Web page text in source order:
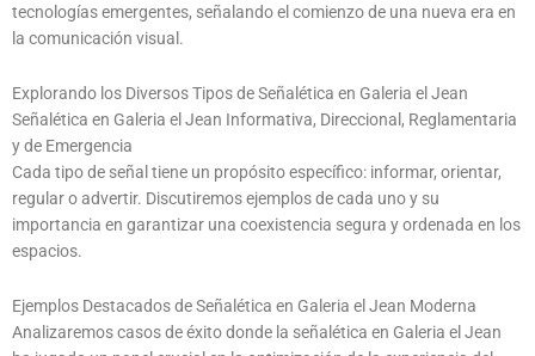
tecnologías emergentes, señalando el comienzo de una nueva era en
la comunicación visual.
Explorando los Diversos Tipos de Señalética en Galeria el Jean
Señalética en Galeria el Jean Informativa, Direccional, Reglamentaria
y de Emergencia
Cada tipo de señal tiene un propósito específico: informar, orientar,
regular o advertir. Discutiremos ejemplos de cada uno y su
importancia en garantizar una coexistencia segura y ordenada en los
espacios.
Ejemplos Destacados de Señalética en Galeria el Jean Moderna
Analizaremos casos de éxito donde la señalética en Galeria el Jean